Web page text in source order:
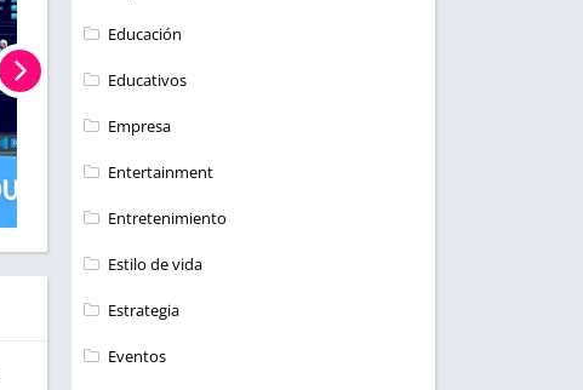
Educación
Educativos
Empresa
Entertainment
Entretenimiento
Estilo de vida
Estrategia
Eventos